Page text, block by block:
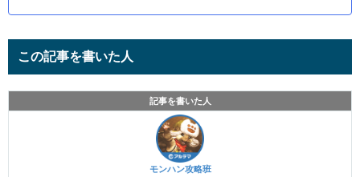
この記事を書いた人
記事を書いた人
モンハン攻略班